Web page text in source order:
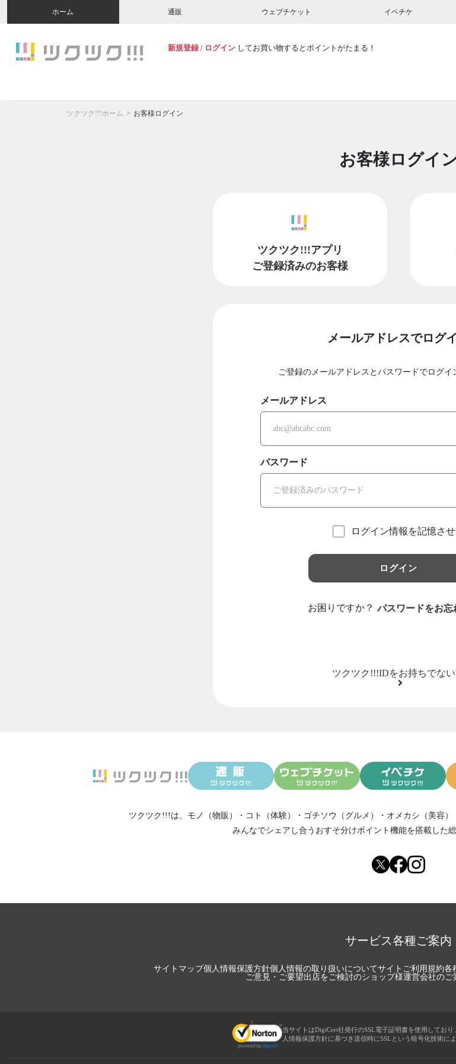
ホーム 通販 ウェブチケット イベチケ
新規登録 / ログイン してお買い物するとポイントがたまる！
ツクツク!!!ホーム お客様ログイン
お客様ログイ
ツクツク!!!アプリ
ご登録済みのお客様
メールアドレスでログ
ご登録のメールアドレスとパスワードでログイ
メールアドレス
パスワード
ログイン情報を記憶さ
ログイン
お困りですか？ パスワードをお忘
ツクツク!!!IDをお持ちでな
ツクツク!!!は、 モノ（物販） ・ コト（体験） ・ ゴチソウ（グルメ） ・ オメカシ（美容）
みんなでシェアし合う おすそ分けポイント機能を搭載した
サービス各種ご案内
サイトマップ個人情報保護方針個人情報の取り扱いについてサイトご利用規約各
ご意見・ご要望出店をご検討のショップ様運営会社のご
当サイトはDigiCert社発行のSSL電子証明書を使用してお
人情報保護方針に基づき送信時にSSLという暗号化技術に